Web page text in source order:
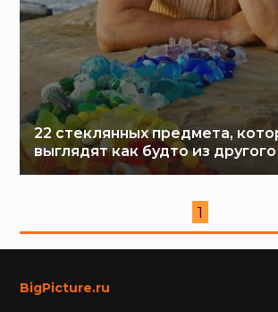
22 стеклянных предмета,
выглядят как будто из
1
BigPicture.ru